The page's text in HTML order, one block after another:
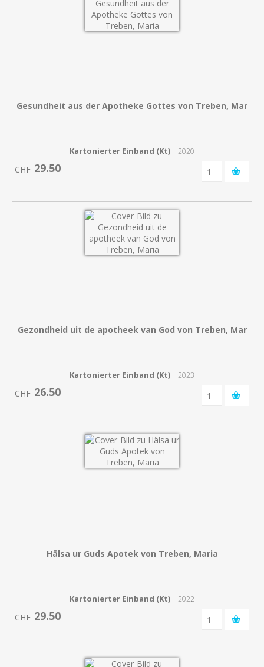
Gesundheit aus der Apotheke Gottes von Treben, Mar
Kartonierter Einband (Kt) | 2020
CHF 29.50
Gezondheid uit de apotheek van God von Treben, Mar
Kartonierter Einband (Kt) | 2023
CHF 26.50
Hälsa ur Guds Apotek von Treben, Maria
Kartonierter Einband (Kt) | 2022
CHF 29.50